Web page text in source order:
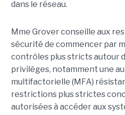
dans le réseau.
Mme Grover conseille aux
sécurité de commencer par
contrôles plus stricts autour
privilèges, notamment une
multifactorielle (MFA)
restrictions plus strictes
autorisées à accéder aux